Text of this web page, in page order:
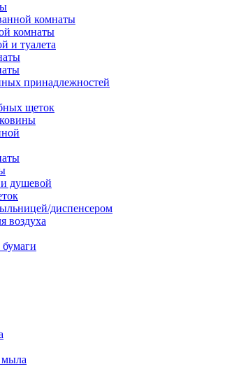
комнаты
комнаты
и туалета
принадлежностей
щеток
душевой
диспенсером
воздуха
мыла